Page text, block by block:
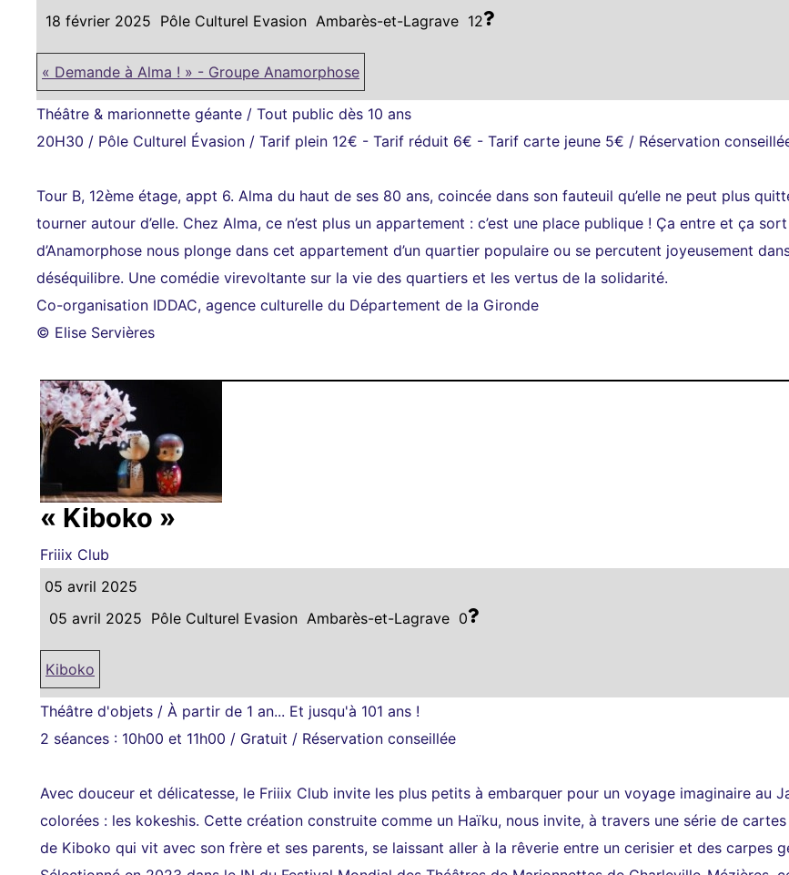
18 février 2025 Pôle Culturel Evasion Ambarès-et-Lagrave 12
« Demande à Alma ! » - Groupe Anamorphose
Théâtre & marionnette géante / Tout public dès 10 ans
20H30 / Pôle Culturel Évasion / Tarif plein 12€ - Tarif réduit 6€ - Tarif carte jeune 5€ / Réservation
Tour B, 12ème étage, appt 6. Alma du haut de ses 80 ans, coincée dans son fauteuil qu’elle ne peut plus
tourner autour d’elle. Chez Alma, ce n’est plus un appartement : c’est une place publique ! Ça entre et ça
d’Anamorphose nous plonge dans cet appartement d’un quartier populaire ou se percutent joyeusement
déséquilibre. Une comédie virevoltante sur la vie des quartiers et les vertus de la solidarité.
Co-organisation IDDAC, agence culturelle du Département de la Gironde
© Elise Servières
« Kiboko »
Friiix Club
05 avril 2025
05 avril 2025 Pôle Culturel Evasion Ambarès-et-Lagrave 0
Kiboko
Théâtre d'objets / À partir de 1 an... Et jusqu'à 101 ans !
2 séances : 10h00 et 11h00 / Gratuit / Réservation conseillée
Avec douceur et délicatesse, le Friiix Club invite les plus petits à embarquer pour un voyage imaginaire au
colorées : les kokeshis. Cette création construite comme un Haïku, nous invite, à travers une série de
de Kiboko qui vit avec son frère et ses parents, se laissant aller à la rêverie entre un cerisier et des carpes